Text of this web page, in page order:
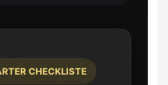
CHECKLISTE